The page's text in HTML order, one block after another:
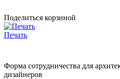
Поделиться корзиной
Печать
Форма сотрудничества для
дизайнеров